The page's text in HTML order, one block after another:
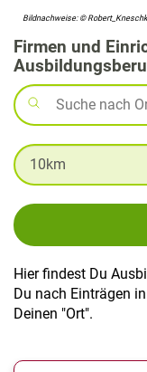
Bildnachweise: ©
Firmen und
Hier findest Du
Du nach Einträgen
Deinen "Ort".